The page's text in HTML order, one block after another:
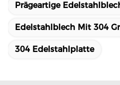
Prägeartige
Edelstahlblech Mit 304
304 Edelstahlplatte